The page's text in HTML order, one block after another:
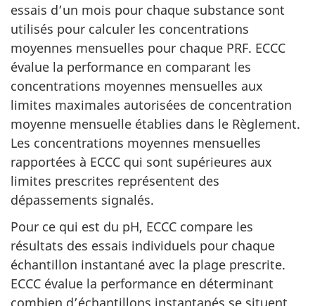
essais d’un mois pour chaque substance sont
utilisés pour calculer les concentrations
moyennes mensuelles pour chaque PRF. ECCC
évalue la performance en comparant les
concentrations moyennes mensuelles aux
limites maximales autorisées de concentration
moyenne mensuelle établies dans le Règlement.
Les concentrations moyennes mensuelles
rapportées à ECCC qui sont supérieures aux
limites prescrites représentent des
dépassements signalés.
Pour ce qui est du pH, ECCC compare les
résultats des essais individuels pour chaque
échantillon instantané avec la plage prescrite.
ECCC évalue la performance en déterminant
combien d’échantillons instantanés se situent